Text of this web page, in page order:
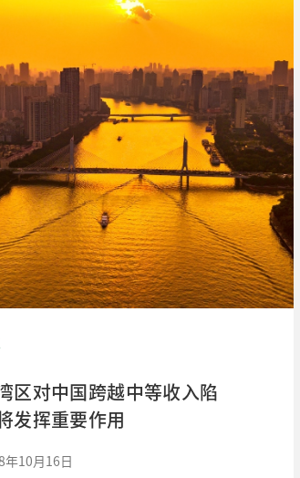
区对中国跨越中等收入陷
发挥重要作用
年10月16日